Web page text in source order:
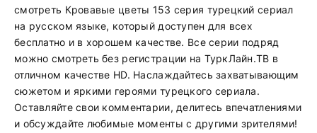
смотреть Кровавые цветы 153 серия турецкий сериал
на русском языке, который доступен для всех
бесплатно и в хорошем качестве. Все серии подряд
можно смотреть без регистрации на ТуркЛайн.ТВ в
отличном качестве HD. Наслаждайтесь захватывающим
сюжетом и яркими героями турецкого сериала.
Оставляйте свои комментарии, делитесь впечатлениями
и обсуждайте любимые моменты с другими зрителями!